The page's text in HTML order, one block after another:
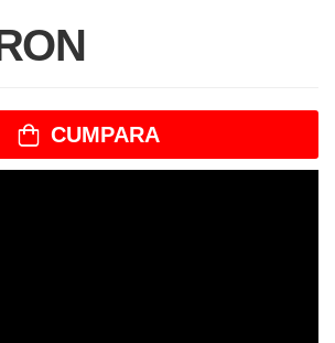
CUMPARA